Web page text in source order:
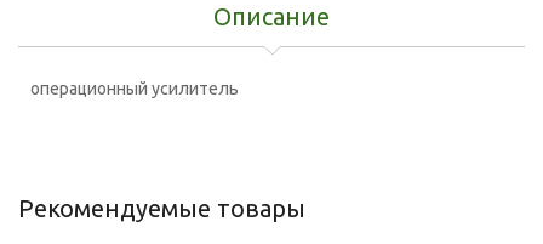
Описание
операционный усилитель
Рекомендуемые товары